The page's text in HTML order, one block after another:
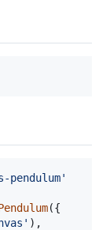
pendulum'
({
) ,